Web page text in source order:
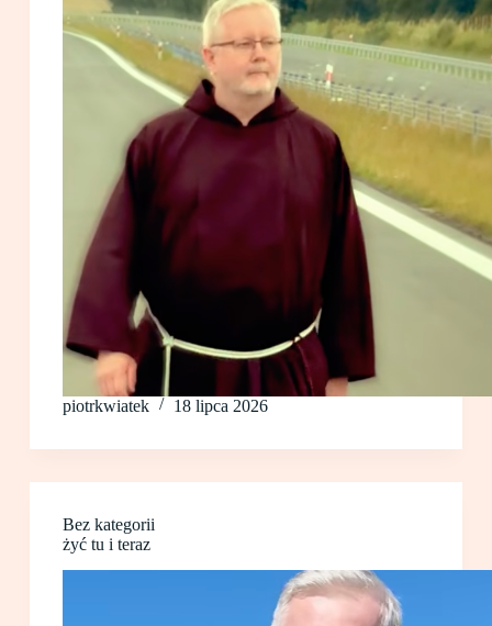
piotrkwiatek 18 lipca 2026
Bez kategorii
żyć tu i teraz